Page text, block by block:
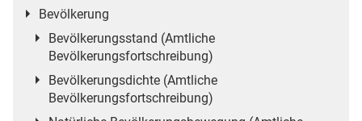
Bevölkerung
Bevölkerungsstand (Amtliche
Bevölkerungsfortschreibung)
Bevölkerungsdichte (Amtliche
Bevölkerungsfortschreibung)